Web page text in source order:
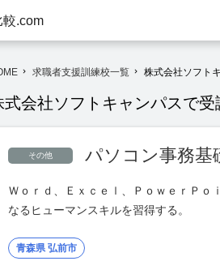
.com
navigate_next 求職者支援訓練校一覧 navigate_next 株式会社ソフト
式会社ソフトキャンパスで
その他 パソコン事務基
Ｗｏｒｄ、Ｅｘｃｅｌ、ＰｏｗｅｒＰｏ
なるヒューマンスキルを習得する。
青森県 弘前市